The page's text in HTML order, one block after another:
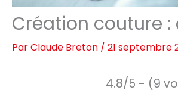
Création couture
ParClaude Breton / 21 septembre
4.8/5 - (9